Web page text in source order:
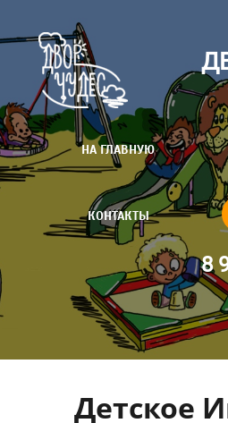
НА ГЛАВНУЮ
КОНТАКТЫ
8
Детское